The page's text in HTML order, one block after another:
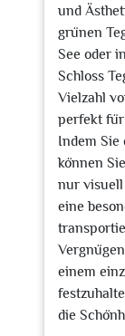
und
grünen
See oder
Schloss
Vielzahl
perfekt für
Indem Sie
können
nur visuell
eine
einem
die